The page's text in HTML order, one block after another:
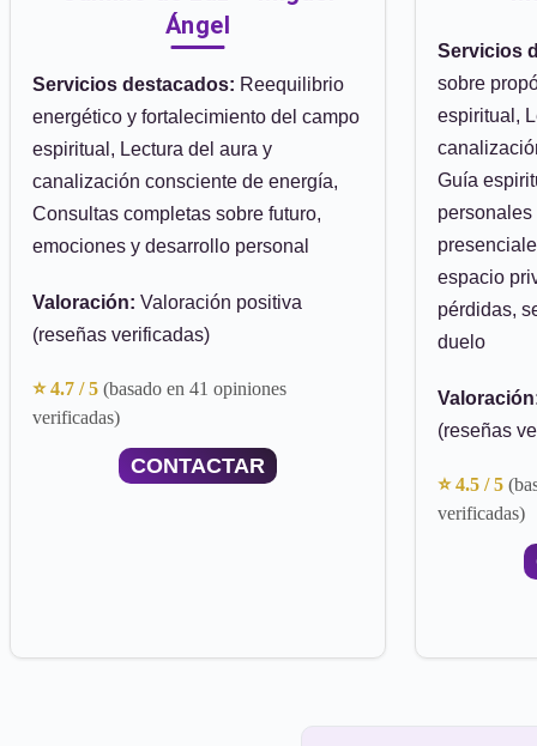
Ángel
Servicios destacados: Reequilibrio
energético y fortalecimiento del campo
espiritual, Lectura del aura y
canalización consciente de energía,
Consultas completas sobre futuro,
emociones y desarrollo personal
Valoración: Valoración positiva
(reseñas verificadas)
⭐ 4.7 / 5 (basado en 41 opiniones
verificadas)
CONTACTAR
Servicios
sobre
espiritual,
Guía
espacio
pérdidas,
duelo
(reseñas
⭐ 4.5 / 5
verificadas)